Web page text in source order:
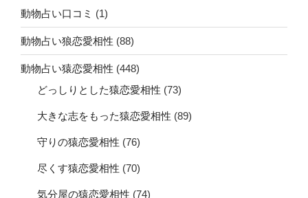
動物占い口コミ (1)
動物占い狼恋愛相性 (88)
動物占い猿恋愛相性 (448)
どっしりとした猿恋愛相性 (73)
大きな志をもった猿恋愛相性 (89)
守りの猿恋愛相性 (76)
尽くす猿恋愛相性 (70)
気分屋の猿恋愛相性 (74)